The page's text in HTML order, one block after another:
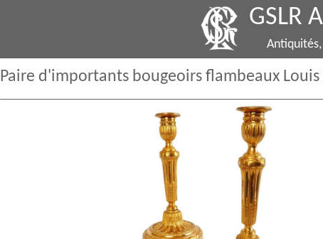
GSLR
Paire d'importants bougeoirs flambeaux Louis